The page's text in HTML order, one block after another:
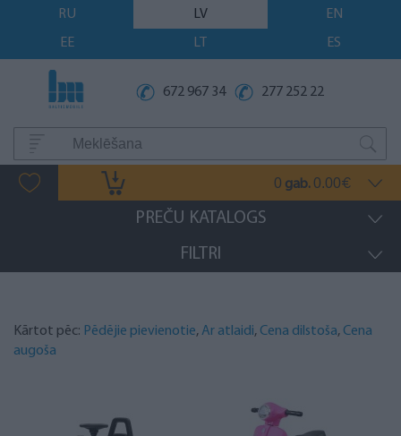
RU LV
EN
EE
LT ES
672 967 34 277 252 22
0 gab. 0.00€
PREČU KATALOGS
FILTRI
Kārtot pēc: Pēdējie pievienotie,Ar atlaidi, Cena dilstoša, Cena
augoša